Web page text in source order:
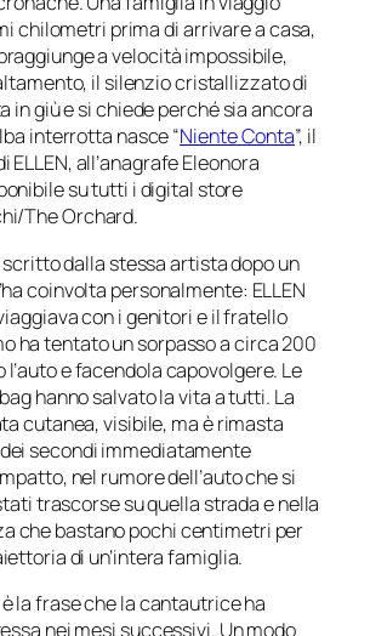
chilometri prima di arrivare a casa,
a velocità impossibile,
il silenzio cristallizzato di
in giù e si chiede perché sia ancora
interrotta nasce “Niente Conta”, il
ELLEN, all’anagrafe Eleonora
su tutti i digital store
The Orchard.
dalla stessa artista dopo un
coinvolta personalmente: ELLEN
con i genitori e il fratello
ha tentato un sorpasso a circa 200
e facendola capovolgere. Le
hanno salvato la vita a tutti. La
cutanea, visibile, ma è rimasta
secondi immediatamente
nel rumore dell’auto che si
trascorse su quella strada e nella
che bastano pochi centimetri per
di un’intera famiglia.
la frase che la cantautrice ha
nei mesi successivi. Un modo